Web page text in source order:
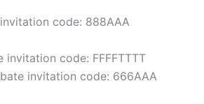
code: 888AAA
invitation code: FFFFTTTT
invitation code: 666AAA